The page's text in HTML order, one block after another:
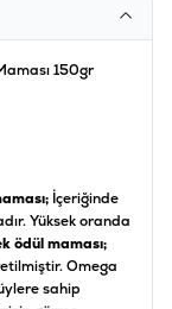
150gr
İçeriğinde
Yüksek oranda
ödül maması;
Omega
sahip